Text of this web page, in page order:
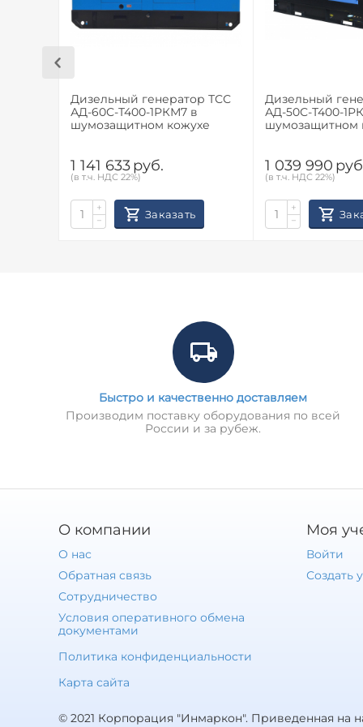
Дизельный генератор ТСС
АД-60С-Т400-1РКМ7 в
шумозащитном кожухе
1 141 633руб.
(в т.ч. НДС 22%)
+
−
Заказать
Дизельный
АД-50С-Т400-
шумозащитном
1 039 990
(в т.ч. НДС 22%)
+
−
Быстро и качественно доставляем
Производим поставку оборудования по всей
России и за рубеж.
О компании
О нас
Обратная связь
Сотрудничество
Условия оперативного обмена
документами
Политика конфиденциальности
Карта сайта
Моя
Войти
Создать
© 2021 Корпорация "Инмаркон". Приведенная на